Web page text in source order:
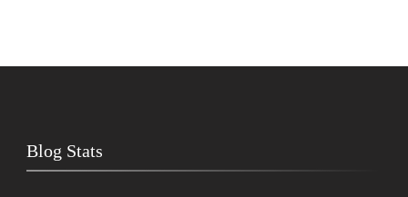
Blog Stats